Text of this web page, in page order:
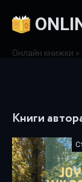
Онлайн книжки »
Книги